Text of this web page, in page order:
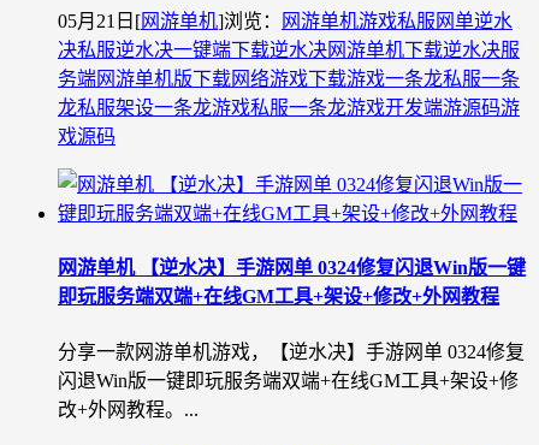
05月21日 [网游单机]浏览： 网游单机游戏私服 网单逆水
决私服逆水决一键端下载逆水决网游单机下载逆水决服
务端网游单机版下载网络游戏下载游戏一条龙私服一条
龙私服架设一条龙游戏私服一条龙游戏开发端游源码游
戏源码
网游单机 【逆水决】手游网单 0324修复闪退Win版一键
即玩服务端双端+在线GM工具+架设+修改+外网教程
分享一款网游单机游戏，【逆水决】手游网单 0324修复
闪退Win版一键即玩服务端双端+在线GM工具+架设+修
改+外网教程。...